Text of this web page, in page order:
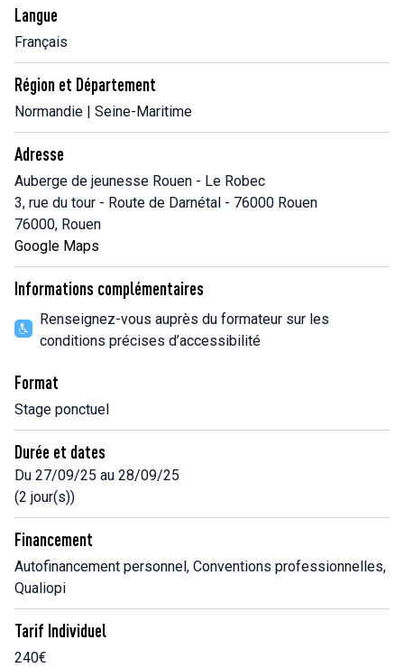
Langue
Français
Région et Département
Normandie | Seine-Maritime
Adresse
Auberge de jeunesse Rouen - Le Robec
3, rue du tour - Route de Darnétal - 76000 Rouen
76000, Rouen
Google Maps
Informations complémentaires
Renseignez-vous auprès du formateur sur les
conditions précises d’accessibilité
Format
Stage ponctuel
Durée et dates
Du 27/09/25 au 28/09/25
(2 jour(s))
Financement
Autofinancement personnel, Conventions professionnelles,
Qualiopi
Tarif Individuel
240€